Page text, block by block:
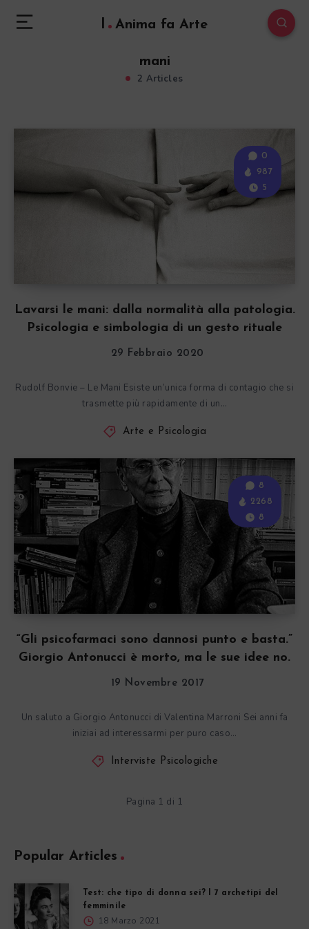
l Anima fa Arte
mani
2 Articles
Lavarsi le mani: dalla normalità alla patologia.
Psicologia e simbologia di un gesto rituale
0
987
5
29 Febbraio 2020
Rudolf Bonvie – Le Mani Esiste un’unica forma di contagio che si
trasmette più rapidamente di un…
Arte e Psicologia
“Gli psicofarmaci sono dannosi punto e basta.”
Giorgio Antonucci è morto, ma le sue idee no.
8
2268
8
19 Novembre 2017
Un saluto a Giorgio Antonucci di Valentina Marroni Sei anni fa
iniziai ad interessarmi per puro caso…
Interviste Psicologiche
Pagina 1 di 1
Popular Articles
Test: che tipo di donna sei? I 7 archetipi del
femminile
18 Marzo 2021